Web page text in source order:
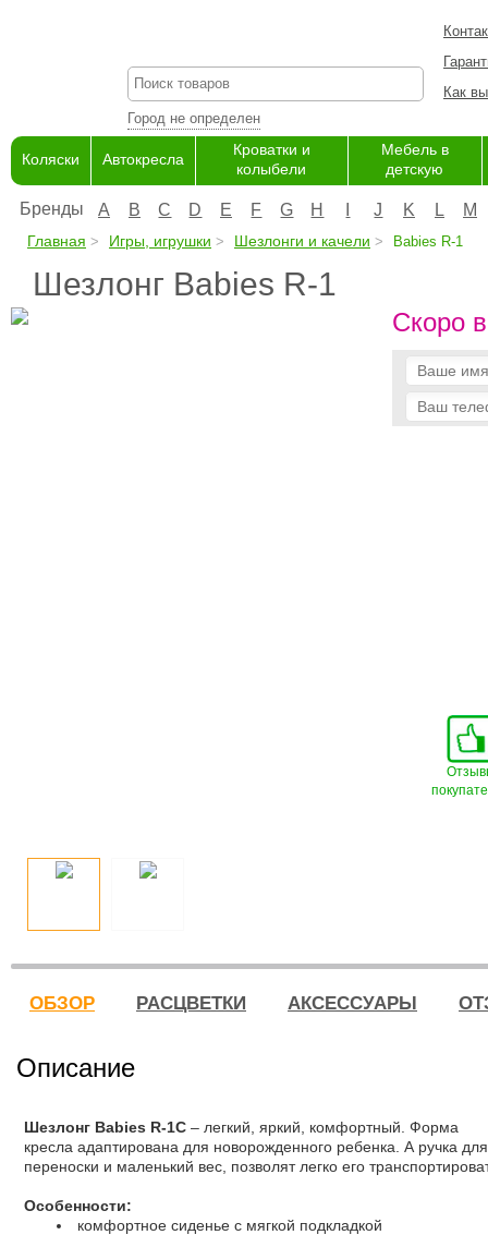
Город не определен
Как
Коляски Автокресла
Кроватки и
колыбели
Мебель в
детскую
Бренды A B C D E F G H J K L M
Главная Игры, игрушки Шезлонги и качели Babies R-1
Шезлонг Babies R-1
Скоро
ОБЗОР РАСЦВЕТКИ АКСЕССУАРЫ
Описание
Шезлонг Babies R-1C – легкий, яркий, комфортный. Форма
кресла адаптирована для новорожденного ребенка. А ручка для
переноски и маленький вес, позволят легко его
Особенности:
комфортное сиденье с мягкой подкладкой